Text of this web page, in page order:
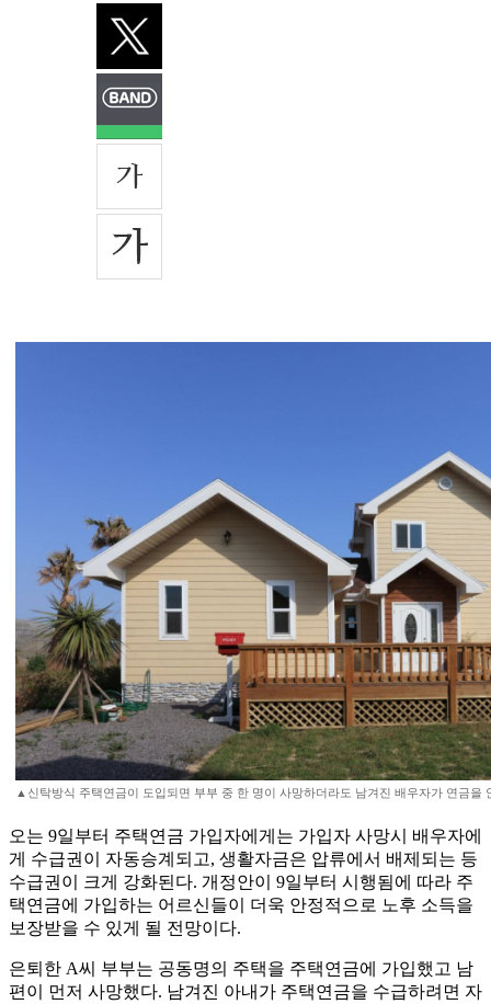
▲신탁방식 주택연금이 도입되면 부부 중 한 명이 사망하더라도 남겨진 배우자가 연금을
오는 9일부터 주택연금 가입자에게는 가입자 사망시 배우자에
게 수급권이 자동승계되고, 생활자금은 압류에서 배제되는 등
수급권이 크게 강화된다. 개정안이 9일부터 시행됨에 따라 주
택연금에 가입하는 어르신들이 더욱 안정적으로 노후 소득을
보장받을 수 있게 될 전망이다.
은퇴한 A씨 부부는 공동명의 주택을 주택연금에 가입했고 남
편이 먼저 사망했다. 남겨진 아내가 주택연금을 수급하려면 자